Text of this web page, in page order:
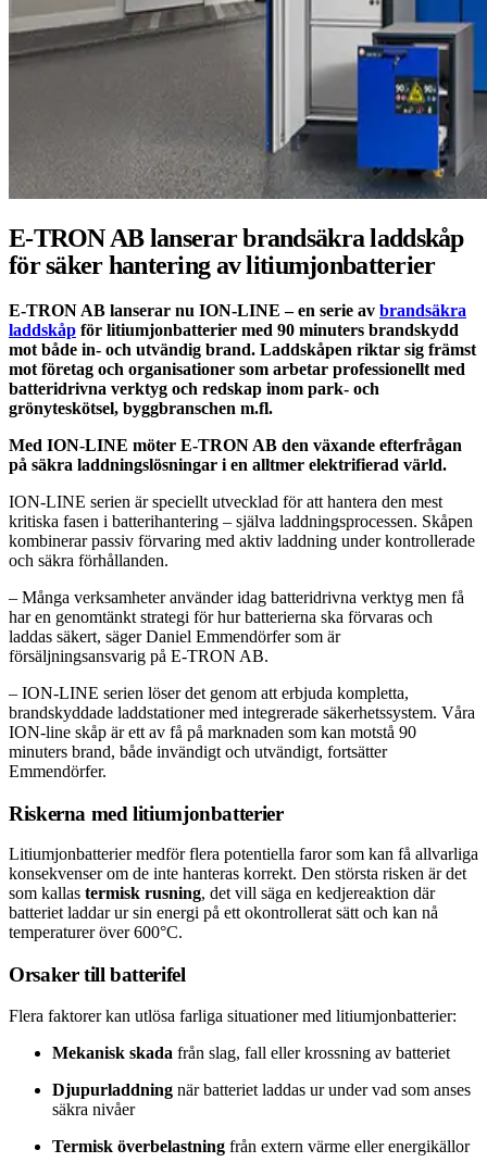
E-TRON AB lanserar brandsäkra laddskåp
för säker hantering av litiumjonbatterier
E-TRON AB lanserar nu ION-LINE – en serie av brandsäkra
laddskåp för litiumjonbatterier med 90 minuters brandskydd
mot både in- och utvändig brand. Laddskåpen riktar sig främst
mot företag och organisationer som arbetar professionellt med
batteridrivna verktyg och redskap inom park- och
grönyteskötsel, byggbranschen m.fl.
Med ION-LINE möter E-TRON AB den växande efterfrågan
på säkra laddningslösningar i en alltmer elektrifierad värld.
ION-LINE serien är speciellt utvecklad för att hantera den mest
kritiska fasen i batterihantering – själva laddningsprocessen. Skåpen
kombinerar passiv förvaring med aktiv laddning under kontrollerade
och säkra förhållanden.
– Många verksamheter använder idag batteridrivna verktyg men få
har en genomtänkt strategi för hur batterierna ska förvaras och
laddas säkert, säger Daniel Emmendörfer som är
försäljningsansvarig på E-TRON AB.
– ION-LINE serien löser det genom att erbjuda kompletta,
brandskyddade laddstationer med integrerade säkerhetssystem. Våra
ION-line skåp är ett av få på marknaden som kan motstå 90
minuters brand, både invändigt och utvändigt, fortsätter
Emmendörfer.
Riskerna med litiumjonbatterier
Litiumjonbatterier medför flera potentiella faror som kan få allvarliga
konsekvenser om de inte hanteras korrekt. Den största risken är det
som kallas termisk rusning, det vill säga en kedjereaktion där
batteriet laddar ur sin energi på ett okontrollerat sätt och kan nå
temperaturer över 600°C.
Orsaker till batterifel
Flera faktorer kan utlösa farliga situationer med litiumjonbatterier:
Mekanisk skada från slag, fall eller krossning av batteriet
Djupurladdning när batteriet laddas ur under vad som anses
säkra nivåer
Termisk överbelastning från extern värme eller energikällor